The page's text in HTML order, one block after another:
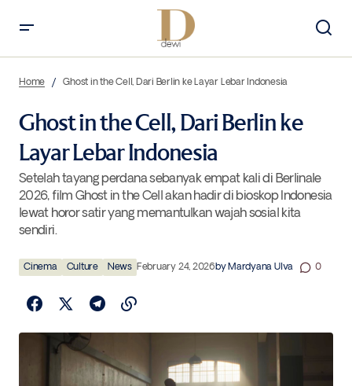
Home Ghost in the Cell, Dari Berlin ke Layar Lebar Indonesia
Ghost in the Cell, Dari Berlin ke
Layar Lebar Indonesia
Setelah tayang perdana sebanyak empat kali di Berlinale
2026, film Ghost in the Cell akan hadir di bioskop Indonesia
lewat horor satir yang memantulkan wajah sosial kita
sendiri.
Cinema Culture News February 24, 2026byMardyana Ulva 0